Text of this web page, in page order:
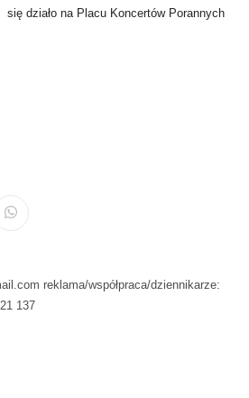
się działo na Placu Koncertów Porannych
reklama/współpraca/dziennikarze:
137